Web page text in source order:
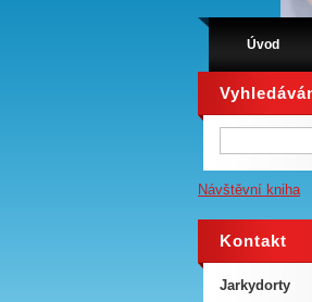
Úvod
Návštěvní kniha
Kontakt
Jarkydorty